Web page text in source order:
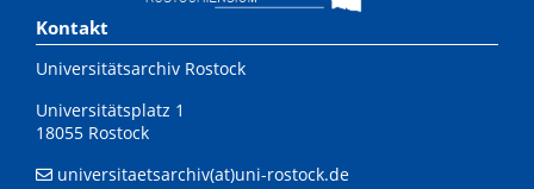
Kontakt
Universitätsarchiv Rostock
Universitätsplatz 1
18055 Rostock
universitaetsarchiv(at)uni-rostock.de